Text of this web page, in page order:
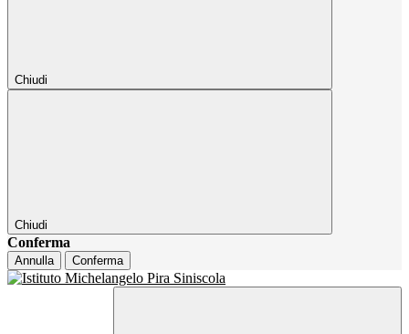
Chiudi
Chiudi
Conferma
Annulla Conferma